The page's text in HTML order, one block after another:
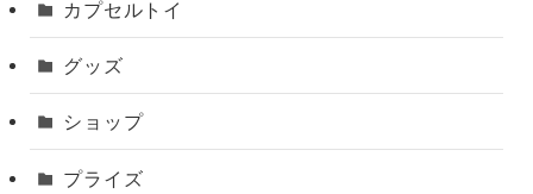
カプセルトイ
グッズ
ショップ
プライズ